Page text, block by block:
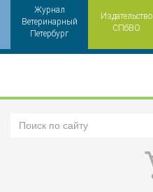
Журнал
Ветеринарный
Петербург
Издательство
СПбВО